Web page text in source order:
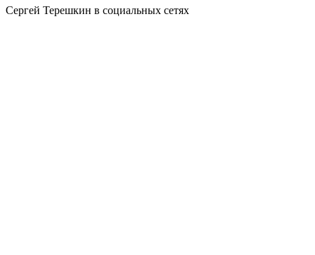
Сергей Терешкин в социальных сетях